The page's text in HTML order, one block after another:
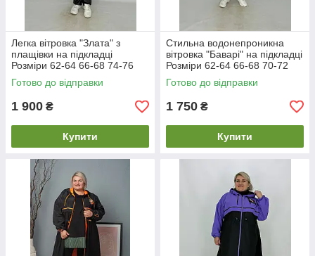
Легка вітровка "Злата" з
плащівки на підкладці
Розміри 62-64 66-68 74-76
Готово до відправки
1 900 ₴
Купити
Стильна водонепроникна
вітровка "Баварі" на підкладці
Розміри 62-64 66-68 70-72
Готово до відправки
1 750 ₴
Купити